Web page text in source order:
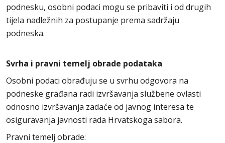
podnesku, osobni podaci mogu se pribaviti i od drugih
tijela nadležnih za postupanje prema sadržaju
podneska.
Svrha i pravni temelj obrade podataka
Osobni podaci obrađuju se u svrhu odgovora na
podneske građana radi izvršavanja službene ovlasti
odnosno izvršavanja zadaće od javnog interesa te
osiguravanja javnosti rada Hrvatskoga sabora.
Pravni temelj obrade: